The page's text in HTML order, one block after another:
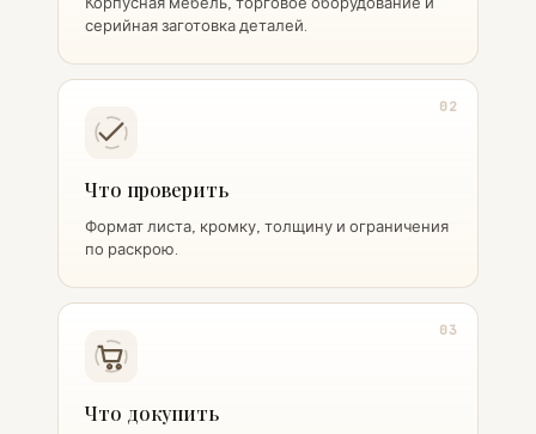
серийная заготовка деталей.
02
Что проверить
Формат листа, кромку, толщину и ограничения
по раскрою.
03
Что докупить